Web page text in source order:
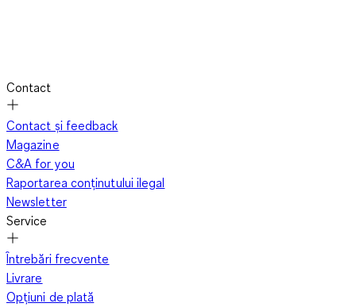
Contact
Contact și feedback
Magazine
C&A for you
Raportarea conținutului ilegal
Newsletter
Service
Întrebări frecvente
Livrare
Opțiuni de plată